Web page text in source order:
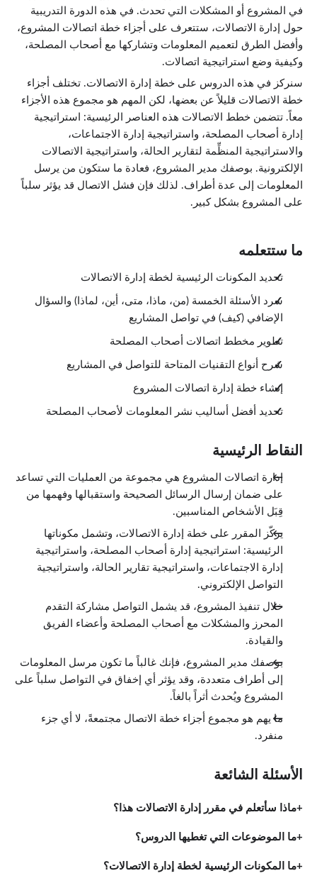
في المشروع أو المشكلات التي تحدث. في هذه الدورة التدريبية
حول إدارة الاتصالات، ستتعرف على أجزاء خطة اتصالات المشروع،
وأفضل الطرق لتعميم المعلومات وتشاركها مع أصحاب المصلحة،
وكيفية وضع استراتيجية اتصالات.
سنركز في هذه الدروس على خطة إدارة الاتصالات. تختلف أجزاء
خطة الاتصالات قليلاً عن بعضها، لكن المهم هو مجموع هذه الأجزاء
معاً. تتضمن خطط الاتصالات هذه العناصر الرئيسية: استراتيجية
إدارة أصحاب المصلحة، واستراتيجية إدارة الاجتماعات،
والاستراتيجية المنظِّمة لتقارير الحالة، واستراتيجية الاتصالات
الإلكترونية. بوصفك مدير المشروع، فعادة ما ستكون من يرسل
المعلومات إلى عدة أطراف. لذلك فإن فشل الاتصال قد يؤثر سلباً
على المشروع بشكل كبير.
ما ستتعلمه
تحديد المكونات الرئيسية لخطة إدارة الاتصالات
سرد الأسئلة الخمسة (من، ماذا، متى، أين، لماذا) والسؤال
الإضافي (كيف) في تواصل المشاريع
تطوير مخطط اتصالات أصحاب المصلحة
شرح أنواع التقنيات المتاحة للتواصل في المشاريع
إنشاء خطة إدارة اتصالات المشروع
تحديد أفضل أساليب نشر المعلومات لأصحاب المصلحة
النقاط الرئيسية
إدارة اتصالات المشروع هي مجموعة من العمليات التي تساعد
على ضمان إرسال الرسائل الصحيحة واستقبالها وفهمها من
قِبَل الأشخاص المناسبين.
يركّز المقرر على خطة إدارة الاتصالات، وتشمل مكوناتها
الرئيسية: استراتيجية إدارة أصحاب المصلحة، واستراتيجية
إدارة الاجتماعات، واستراتيجية تقارير الحالة، واستراتيجية
التواصل الإلكتروني.
خلال تنفيذ المشروع، قد يشمل التواصل مشاركة التقدم
المحرز والمشكلات مع أصحاب المصلحة وأعضاء الفريق
والقيادة.
بوصفك مدير المشروع، فإنك غالباً ما تكون مرسل المعلومات
إلى أطراف متعددة، وقد يؤثر أي إخفاق في التواصل سلباً على
المشروع ويُحدث أثراً بالغاً.
ما يهم هو مجموع أجزاء خطة الاتصال مجتمعةً، لا أي جزء
منفرد.
الأسئلة الشائعة
ماذا سأتعلم في مقرر إدارة الاتصالات هذا؟
ما الموضوعات التي تغطيها الدروس؟
ما المكونات الرئيسية لخطة إدارة الاتصالات؟